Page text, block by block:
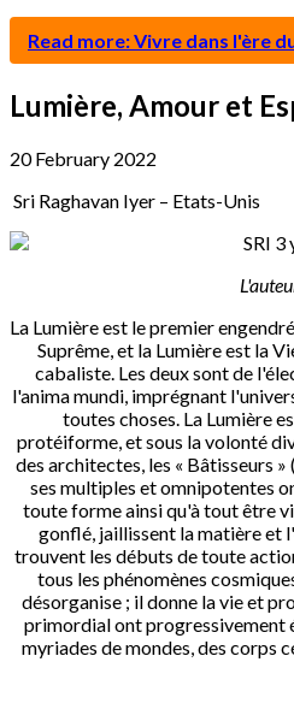
Read more: Vivre dans l'ère
Lumière, Amour et
20 February 2022
Sri Raghavan Iyer – Etats-Unis
La Lumière est le premier
Suprême, et la Lumière est la
cabaliste. Les deux sont de
l'anima mundi, imprégnant
toutes choses. La Lumière
protéiforme, et sous la volonté
des architectes, les « Bâtisseurs
ses multiples et omnipotentes
toute forme ainsi qu'à tout être
gonflé, jaillissent la matière et
trouvent les débuts de toute
tous les phénomènes
désorganise ; il donne la vie et
primordial ont progressivement
myriades de mondes, des corps